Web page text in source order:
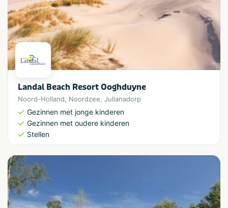
Landal Beach Resort Ooghduyne
Noord-Holland, Noordzee, Julianadorp
Gezinnen met jonge kinderen
Gezinnen met oudere kinderen
Stellen